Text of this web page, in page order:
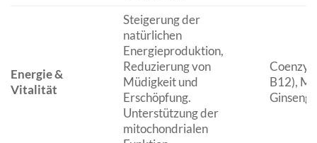
Energie &
Vitalität
Steigerung der
natürlichen
Energieproduktion,
Reduzierung von
Müdigkeit und
Erschöpfung.
Unterstützung der
mitochondrialen
B12),
Ginseng